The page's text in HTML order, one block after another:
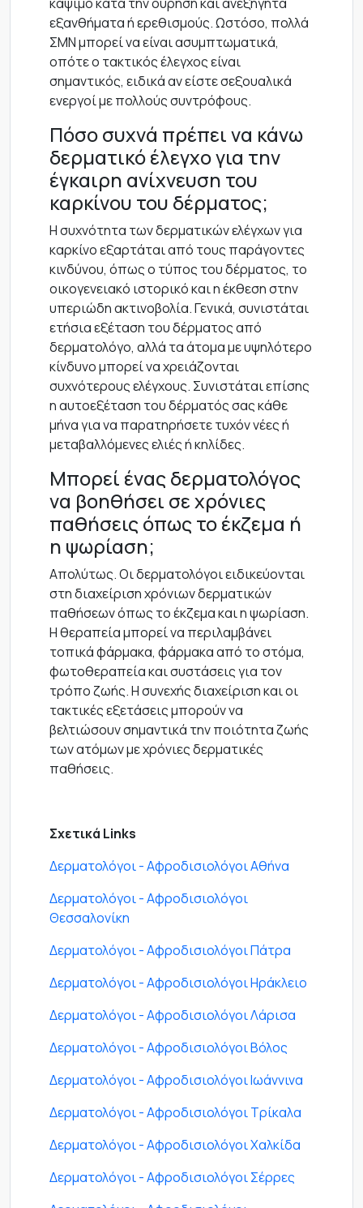
εξανθήματα ή ερεθισμούς. Ωστόσο, πολλά
ΣΜΝ μπορεί να είναι ασυμπτωματικά,
οπότε ο τακτικός έλεγχος είναι
σημαντικός, ειδικά αν είστε σεξουαλικά
ενεργοί με πολλούς συντρόφους.
Πόσο συχνά πρέπει να κάνω
δερματικό έλεγχο για την
έγκαιρη ανίχνευση του
καρκίνου του δέρματος;
Η συχνότητα των δερματικών ελέγχων για
καρκίνο εξαρτάται από τους παράγοντες
κινδύνου, όπως ο τύπος του δέρματος, το
οικογενειακό ιστορικό και η έκθεση στην
υπεριώδη ακτινοβολία. Γενικά, συνιστάται
ετήσια εξέταση του δέρματος από
δερματολόγο, αλλά τα άτομα με υψηλότερο
κίνδυνο μπορεί να χρειάζονται
συχνότερους ελέγχους. Συνιστάται επίσης
η αυτοεξέταση του δέρματός σας κάθε
μήνα για να παρατηρήσετε τυχόν νέες ή
μεταβαλλόμενες ελιές ή κηλίδες.
Μπορεί ένας δερματολόγος
να βοηθήσει σε χρόνιες
παθήσεις όπως το έκζεμα ή
η ψωρίαση;
Απολύτως. Οι δερματολόγοι ειδικεύονται
στη διαχείριση χρόνιων δερματικών
παθήσεων όπως το έκζεμα και η ψωρίαση.
Η θεραπεία μπορεί να περιλαμβάνει
τοπικά φάρμακα, φάρμακα από το στόμα,
φωτοθεραπεία και συστάσεις για τον
τρόπο ζωής. Η συνεχής διαχείριση και οι
τακτικές εξετάσεις μπορούν να
βελτιώσουν σημαντικά την ποιότητα ζωής
των ατόμων με χρόνιες δερματικές
παθήσεις.
Σχετικά Links
Δερματολόγοι - Αφροδισιολόγοι Αθήνα
Δερματολόγοι - Αφροδισιολόγοι
Θεσσαλονίκη
Δερματολόγοι - Αφροδισιολόγοι Πάτρα
Δερματολόγοι - Αφροδισιολόγοι Ηράκλειο
Δερματολόγοι - Αφροδισιολόγοι Λάρισα
Δερματολόγοι - Αφροδισιολόγοι Βόλος
Δερματολόγοι - Αφροδισιολόγοι Ιωάννινα
Δερματολόγοι - Αφροδισιολόγοι Τρίκαλα
Δερματολόγοι - Αφροδισιολόγοι Χαλκίδα
Δερματολόγοι - Αφροδισιολόγοι Σέρρες